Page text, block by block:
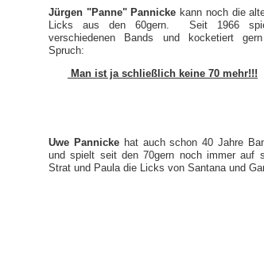
Jürgen "Panne" Pannicke kann noch die
Licks aus den 60gern. Seit 1966
verschiedenen Bands und kocketiert
Spruch:
Man ist ja schließlich keine 70 mehr!!!
Uwe Pannicke hat auch schon 40 Jahre
und spielt seit den 70gern noch immer auf
Strat und Paula die Licks von Santana und